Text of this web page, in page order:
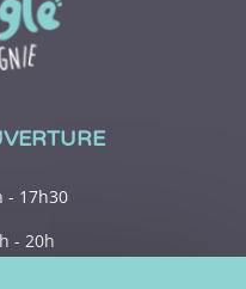
- 17h30
- 20h